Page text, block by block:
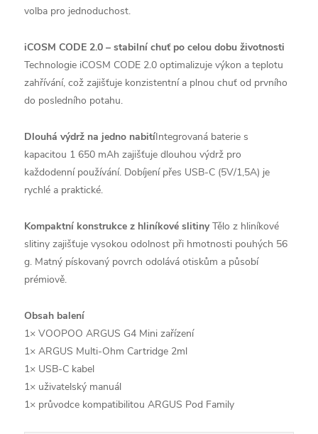
volba pro jednoduchost.
iCOSM CODE 2.0 – stabilní chuť po celou dobu životnosti
Technologie iCOSM CODE 2.0 optimalizuje výkon a teplotu
zahřívání, což zajišťuje konzistentní a plnou chuť od prvního
do posledního potahu.
Dlouhá výdrž na jedno nabitíIntegrovaná baterie s
kapacitou 1 650 mAh zajišťuje dlouhou výdrž pro
každodenní používání. Dobíjení přes USB-C (5V/1,5A) je
rychlé a praktické.
Kompaktní konstrukce z hliníkové slitinyTělo z hliníkové
slitiny zajišťuje vysokou odolnost při hmotnosti pouhých 56
g. Matný pískovaný povrch odolává otiskům a působí
prémiově.
Obsah balení
1× VOOPOO ARGUS G4 Mini zařízení
1× ARGUS Multi-Ohm Cartridge 2ml
1× USB-C kabel
1× uživatelský manuál
1× průvodce kompatibilitou ARGUS Pod Family